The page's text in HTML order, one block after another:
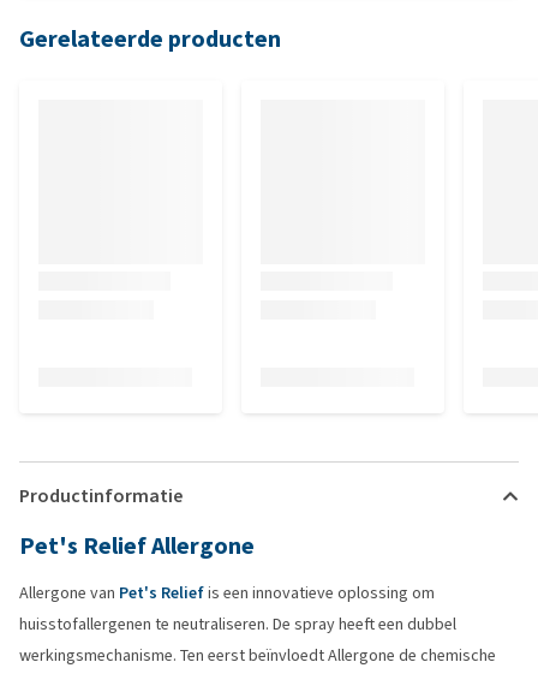
Gerelateerde producten
Productinformatie
Pet's Relief Allergone
Allergone van Pet's Reliefis een innovatieve oplossing om
huisstofallergenen te neutraliseren. De spray heeft een dubbel
werkingsmechanisme. Ten eerst beïnvloedt Allergone de chemische